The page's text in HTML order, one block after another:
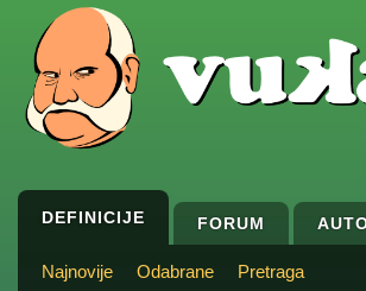
DEFINICIJE FORUM
Najnovije Odabrane Pretraga